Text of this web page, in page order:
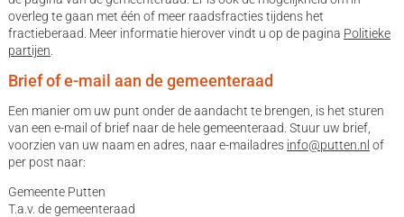
overleg te gaan met één of meer raadsfracties tijdens het
fractieberaad. Meer informatie hierover vindt u op de pagina Politieke
partijen
Brief of e-mail aan de gemeenteraad
Een manier om uw punt onder de aandacht te brengen, is het sturen
van een e-mail of brief naar de hele gemeenteraad. Stuur uw brief,
voorzien van uw naam en adres, naar e-mailadres info@putten.nl of
per post naar:
Gemeente Putten
T.a.v. de gemeenteraad